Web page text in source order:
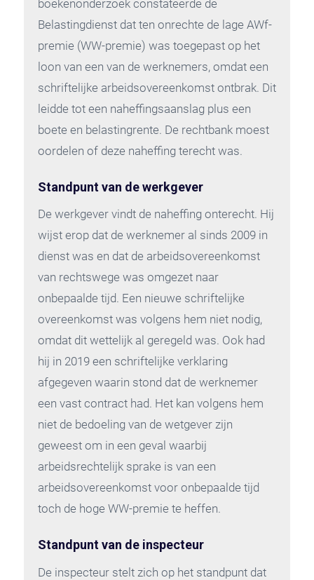
boekenonderzoek constateerde de
Belastingdienst dat ten onrechte de lage AWf-
premie (WW-premie) was toegepast op het
loon van een van de werknemers, omdat een
schriftelijke arbeidsovereenkomst ontbrak. Dit
leidde tot een naheffingsaanslag plus een
boete en belastingrente. De rechtbank moest
oordelen of deze naheffing terecht was.
Standpunt van de werkgever
De werkgever vindt de naheffing onterecht. Hij
wijst erop dat de werknemer al sinds 2009 in
dienst was en dat de arbeidsovereenkomst
van rechtswege was omgezet naar
onbepaalde tijd. Een nieuwe schriftelijke
overeenkomst was volgens hem niet nodig,
omdat dit wettelijk al geregeld was. Ook had
hij in 2019 een schriftelijke verklaring
afgegeven waarin stond dat de werknemer
een vast contract had. Het kan volgens hem
niet de bedoeling van de wetgever zijn
geweest om in een geval waarbij
arbeidsrechtelijk sprake is van een
arbeidsovereenkomst voor onbepaalde tijd
toch de hoge WW-premie te heffen.
Standpunt van de inspecteur
De inspecteur stelt zich op het standpunt dat